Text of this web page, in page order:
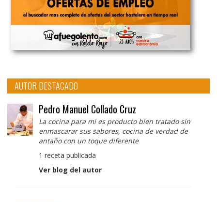
AUTOR DESTACADO
Pedro Manuel Collado Cruz
La cocina para mi es producto bien tratado sin
enmascarar sus sabores, cocina de verdad de
antaño con un toque diferente
1 receta publicada
Ver blog del autor